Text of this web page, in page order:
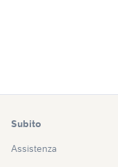
Subito
Assistenza